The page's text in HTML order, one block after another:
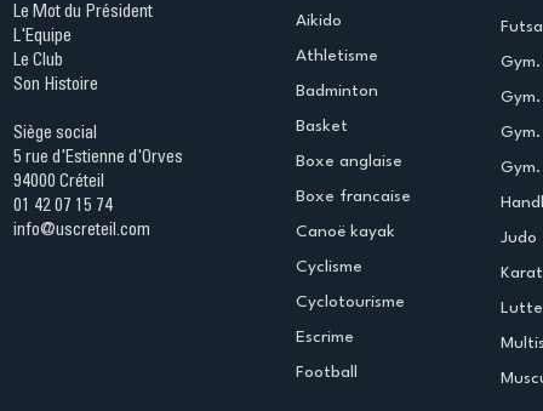
Le Mot du Président
L'Equipe
Le Club
Son Histoire
Siège social
5 rue d'Estienne d'Orves
94000 Créteil
01 42 07 15 74
info@uscreteil.com
Aikido
Athletisme
Badminton
Basket
Boxe anglaise
Boxe francaise
Canoë kayak
Cyclisme
Cyclotourisme
Escrime
Football
Judo
Lutte